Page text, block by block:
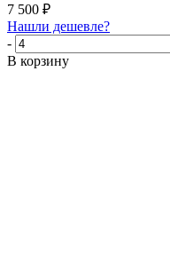
7 500 ₽
Нашли дешевле?
-
В корзину